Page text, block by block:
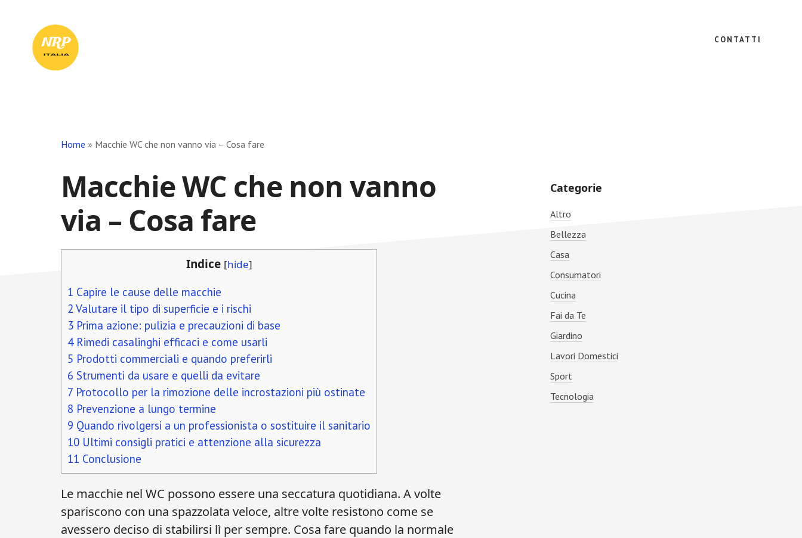
Tuo
Punto
CONTATTI
Home » Macchie WC che non vanno via​ – Cosa fare
Macchie WC che non vanno
via​ – Cosa fare
Indice [hide]
1 Capire le cause delle macchie
2 Valutare il tipo di superficie e i rischi
3 Prima azione: pulizia e precauzioni di base
4Rimedi casalinghi efficaci e come usarli
5 Prodotti commerciali e quando preferirli
6 Strumenti da usare e quelli da evitare
7 Protocollo per la rimozione delle incrostazioni più ostinate
8 Prevenzione a lungo termine
9 Quando rivolgersi a un professionista o sostituire il sanitario
10 Ultimi consigli pratici e attenzione alla sicurezza
11 Conclusione
Le macchie nel WC possono essere una seccatura quotidiana. A volte
spariscono con una spazzolata veloce, altre volte resistono come se
avessero deciso di stabilirsi lì per sempre. Cosa fare quando la normale
Primary
Sidebar
Categorie
Altro
Bellezza
Casa
Consumatori
Cucina
Fai da Te
Giardino
Lavori Domestici
Sport
Tecnologia